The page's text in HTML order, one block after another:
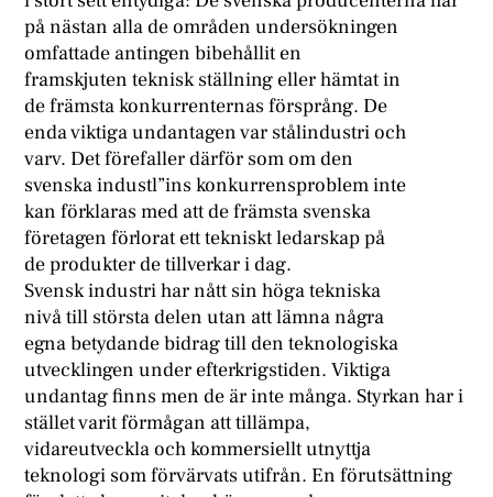
på nästan alla de områden undersökningen
omfattade antingen bibehållit en
framskjuten teknisk ställning eller hämtat in
de främsta konkurrenternas försprång. De
enda viktiga undantagen var stålindustri och
varv. Det förefaller därför som om den
svenska industl”ins konkurrensproblem inte
kan förklaras med att de främsta svenska
företagen förlorat ett tekniskt ledarskap på
de produkter de tillverkar i dag.
Svensk industri har nått sin höga tekniska
nivå till största delen utan att lämna några
egna betydande bidrag till den teknologiska
utvecklingen under efterkrigstiden. Viktiga
undantag finns men de är inte många. Styrkan har i
stället varit förmågan att tillämpa,
vidareutveckla och kommersiellt utnyttja
teknologi som förvärvats utifrån. En förutsättning